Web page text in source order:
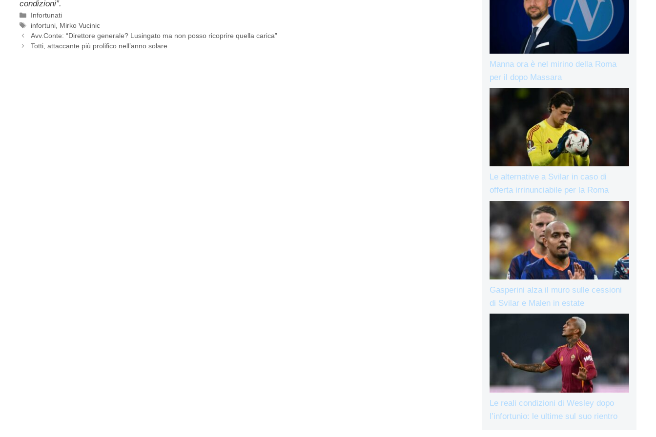
condizioni”.
Categorie
Infortunati
Tag
infortuni, Mirko Vucinic
Avv.Conte: “Direttore generale? Lusingato ma non posso ricoprire quella carica”
Totti, attaccante più prolifico nell’anno solare
Manna ora è nel mirino della Roma
per il dopo Massara
Le alternative a Svilar in caso di
offerta irrinunciabile per la Roma
Gasperini alza il muro sulle cessioni
di Svilar e Malen in estate
Le reali condizioni di Wesley dopo
l’infortunio: le ultime sul suo rientro